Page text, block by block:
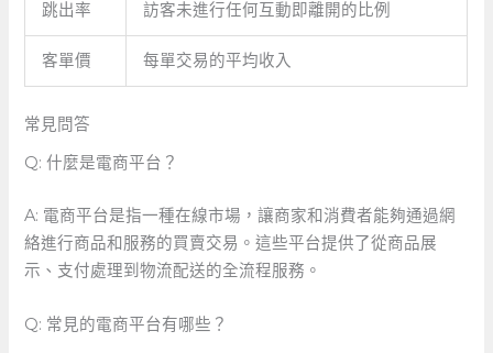
跳出率 訪客未進行任何互動即離開的比例
客單價 每單交易的平均收入
常見問答
Q: 什麼是電商平台？
A: 電商平台是指一種在線市場，讓商家和消費者能夠通過網
絡進行商品和服務的買賣交易。這些平台提供了從商品展
示、支付處理到物流配送的全流程服務。
Q: ​常見的電商平台有哪些？